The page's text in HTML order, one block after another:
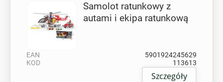
Samolot ratunkowy z
autami i ekipa ratunkową
EAN
5901924245629
KOD
113613
Szczegóły